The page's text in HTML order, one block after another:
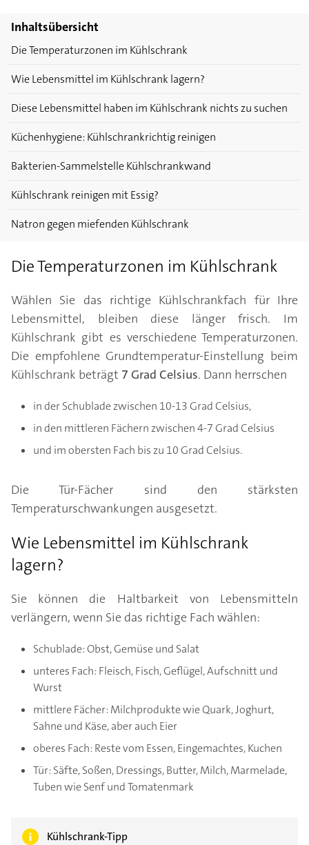
Inhaltsübersicht
Die Temperaturzonen im Kühlschrank
Wie Lebensmittel im Kühlschrank lagern?
Diese Lebensmittel haben im Kühlschrank nichts zu suchen
Küchenhygiene: Kühlschrankrichtig reinigen
Bakterien-Sammelstelle Kühlschrankwand
Kühlschrank reinigen mit Essig?
Natron gegen miefenden Kühlschrank
Die Temperaturzonen im Kühlschrank
Wählen Sie das richtige Kühlschrankfach für Ihre
Lebensmittel, bleiben diese länger frisch. Im
Kühlschrank gibt es verschiedene Temperaturzonen.
Die empfohlene Grundtemperatur-Einstellung beim
Kühlschrank beträgt 7 Grad Celsius. Dann herrschen
in der Schublade zwischen 10-13 Grad Celsius,
in den mittleren Fächern zwischen 4-7 Grad Celsius
und im obersten Fach bis zu 10 Grad Celsius.
Die Tür-Fächer sind den stärksten
Temperaturschwankungen ausgesetzt.
Wie Lebensmittel im Kühlschrank
lagern?
Sie können die Haltbarkeit von Lebensmitteln
verlängern, wenn Sie das richtige Fach wählen:
Schublade: Obst, Gemüse und Salat
unteres Fach: Fleisch, Fisch, Geflügel, Aufschnitt und
Wurst
mittlere Fächer: Milchprodukte wie Quark, Joghurt,
Sahne und Käse, aber auch Eier
oberes Fach: Reste vom Essen, Eingemachtes, Kuchen
Tür: Säfte, Soßen, Dressings, Butter, Milch, Marmelade,
Tuben wie Senf und Tomatenmark
Kühlschrank-Tipp